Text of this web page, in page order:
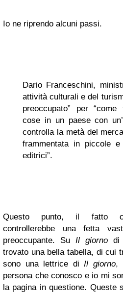
Io ne riprendo alcuni passi.
Dario Franceschini,
attività culturali e del
preoccupato” per “come
cose in un paese con
controlla la metà del
frammentata in piccole
editrici”.
Questo punto, il fatto
controllerebbe una fetta
preoccupante. Su Il giorno di
trovato una bella tabella, di cui
sono una lettrice diIl giorno,
persona che conosco e io mi
la pagina in questione. Queste